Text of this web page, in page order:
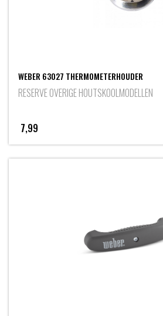
WEBER 63027 THERMOMETERHOUDER
RESERVE OVERIGE HOUTSKOOLMODELLEN
7,99